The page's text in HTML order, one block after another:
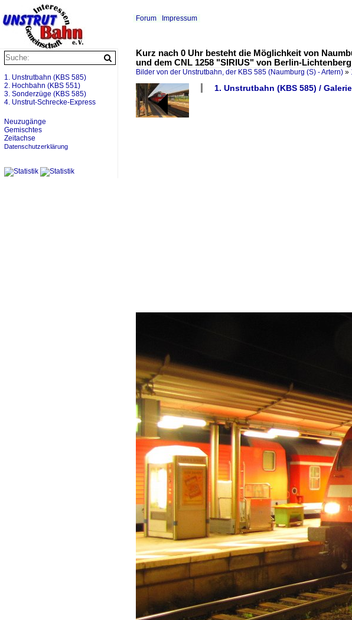
Forum Impressum
Kurz nach 0 Uhr besteht die Möglichkeit von
und dem CNL 1258 "SIRIUS" von Berlin-
Bilder von der Unstrutbahn, der KBS 585 (Naumburg (S) - Artern) »
1. Unstrutbahn (KBS 585) /
1. Unstrutbahn (KBS 585)
2. Hochbahn (KBS 551)
3. Sonderzüge (KBS 585)
4. Unstrut-Schrecke-Express
Neuzugänge
Gemischtes
Zeitachse
Datenschutzerklärung